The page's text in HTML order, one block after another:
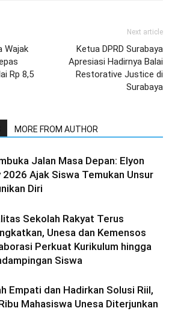
Wajak
Rp 8,5
Next article
Ketua DPRD Surabaya
Apresiasi Hadirnya Balai
Restorative Justice di
Surabaya
MORE FROM AUTHOR
Jalan Masa Depan: Elyon
2026 Ajak Siswa Temukan Unsur
Diri
Sekolah Rakyat Terus
Unesa dan Kemensos
Perkuat Kurikulum hingga
Siswa
Empati dan Hadirkan Solusi Riil,
Mahasiswa Unesa Diterjunkan